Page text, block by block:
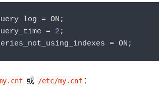
= ON ;
= 2 ;
= ON ;
或 /etc/my.cnf ：